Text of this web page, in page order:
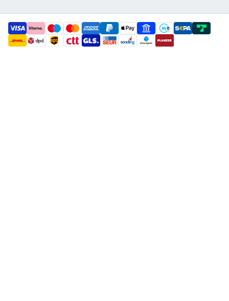
payment methods
shipment methods